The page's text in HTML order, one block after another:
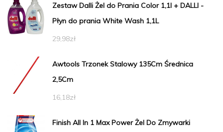
Zestaw Dalli Żel do Prania Color 1,1l + DALLI -
Płyn do prania White Wash 1,1L
29,98zł
Awtools Trzonek Stalowy 135Cm Średnica
2,5Cm
16,18zł
Finish All In 1 Max Power Żel Do Zmywarki